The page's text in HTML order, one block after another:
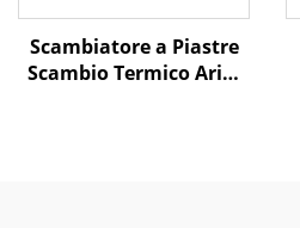
Scambiatore a Piastre
Scambio Termico Aria-